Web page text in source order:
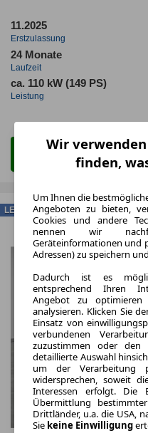
11.2025
Erstzulassung
24 Monate
Laufzeit
ca. 110 kW (149 PS)
Leistung
LEASING
Wir
finden,
Um Ihnen die
Angeboten zu bieten,
Cookies und andere
nennen wir
Geräteinformationen und
Adressen) zu speichern
Dadurch ist es
entsprechend Ihren
Angebot zu
analysieren. Klicken Sie
Einsatz von
verbundenen
zuzustimmen oder
detaillierte Auswahl
um der Verarbeitung
widersprechen, soweit
Interessen erfolgt. Die
Übermittlung
Drittländer, u.a. die USA,
Sie keine Einwilligung